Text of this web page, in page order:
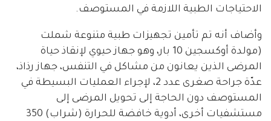
الاحتياجات الطبية اللازمة في المستوصف.
وأضاف أنه تم تأمين تجهيزات طبية متنوعة شملت
(مولدة أوكسجين 10 بار، وهو جهاز حيوي لإنقاذ حياة
المرضى الذين يعانون من مشاكل في التنفس، جهاز رذاذ،
عدّة جراحة صغرى عدد 2، لإجراء العمليات البسيطة في
المستوصف دون الحاجة إلى تحويل المرضى إلى
مستشفيات أخرى، أدوية خافضة للحرارة (شراب) 350